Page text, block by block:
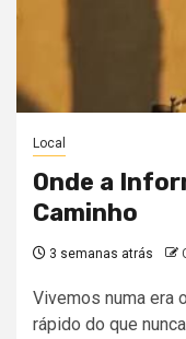
Local
Onde a
Caminho
3 semanas atrás
Vivemos numa era
rápido do que